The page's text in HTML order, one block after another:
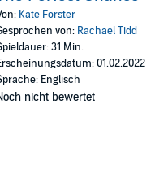
Pty Ltd.
Kate Forster
von: Rachael Tidd
31 Min.
01.02.2022
Englisch
nicht bewertet